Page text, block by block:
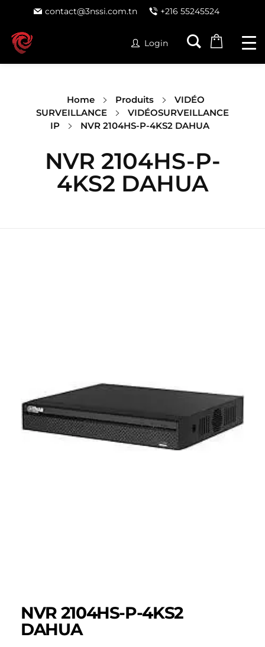
contact@3nssi.com.tn +216 55245524
Login
Home Produits
VIDÉO
SURVEILLANCE
VIDÉOSURVEILLANCE
IP
NVR 2104HS-P-4KS2 DAHUA
NVR 2104HS-P-
4KS2 DAHUA
NVR 2104HS-P-4KS2
DAHUA